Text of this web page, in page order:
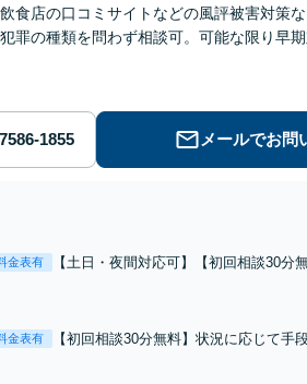
食店の口コミサイトなどの風評被害対策
罪の種類を問わず相談可。可能な限り早期
メールでお問
金表有
【土日・夜間対応可】【初回相談30分
金額アップ／減額交渉も対応可」【完
金表有
【初回相談30分無料】状況に応じて手